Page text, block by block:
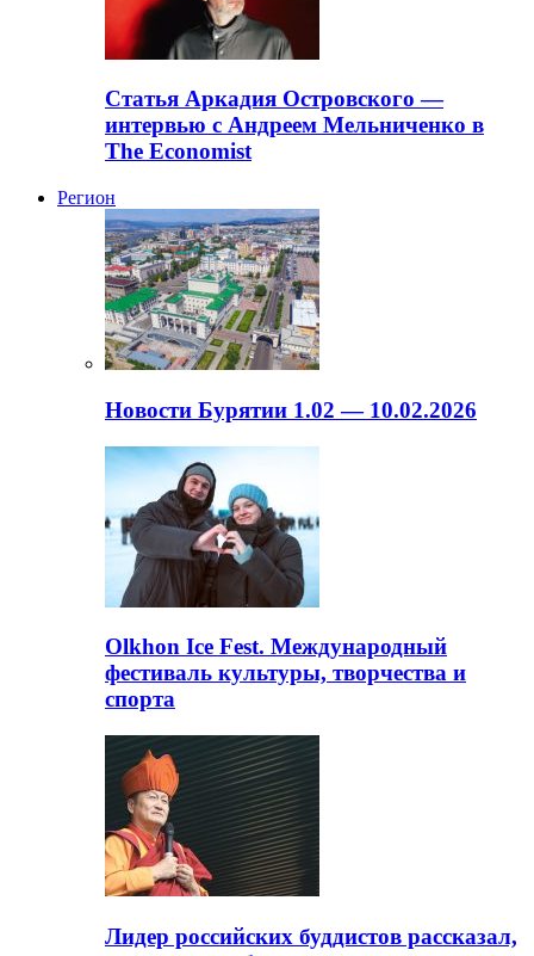
Статья Аркадия Островского —
интервью с Андреем Мельниченко в
The Economist
Регион
Новости Бурятии 1.02 — 10.02.2026
Olkhon Ice Fest. Международный
фестиваль культуры, творчества и
спорта
Лидер российских буддистов рассказал,